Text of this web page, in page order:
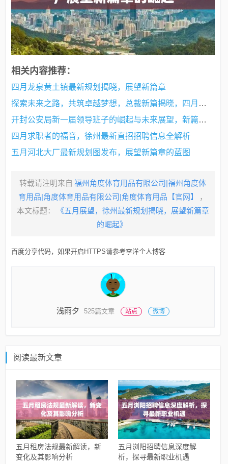
相关内容推荐：
四月龙泉黄土镇最新规划揭晓，展望新篇章
探索未来之路，共筑卓越梦想，总裁新篇揭晓，四月展望新篇章
开封公安局新一届领导班子的崛起与未来展望，新篇章开启，展望新辉煌
四月求职者的福音，徐州最新直招招聘信息全解析
五月河北大厂最新规划图发布，展望新篇章的蓝图
转载请注明来自 福州角度体育用品有限公司|福州角度体
育用品|角度体育用品有限公司|角度体育用品【官网】
，
本文标题：
《五月展望，徐州最新规划揭晓，展望新篇章
的崛起》
百度分享代码，如果开启HTTPS请参考李洋个人博客
浅雨夕 525篇文章 站点 微博
阅读最新文章
五月租房法规最新解读，新
变化及其影响分析
五月浏阳招聘信息深度解
析，探寻最新职业机遇